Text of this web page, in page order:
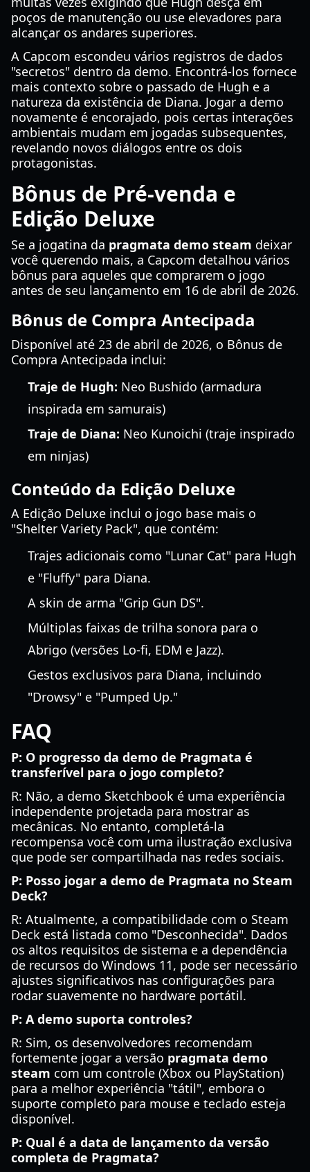
poços de manutenção ou use elevadores para
alcançar os andares superiores.
A Capcom escondeu vários registros de dados
"secretos" dentro da demo. Encontrá-los fornece
mais contexto sobre o passado de Hugh e a
natureza da existência de Diana. Jogar a demo
novamente é encorajado, pois certas interações
ambientais mudam em jogadas subsequentes,
revelando novos diálogos entre os dois
protagonistas.
Bônus de Pré-venda e
Edição Deluxe
Se a jogatina da pragmata demo steam deixar
você querendo mais, a Capcom detalhou vários
bônus para aqueles que comprarem o jogo
antes de seu lançamento em 16 de abril de 2026.
Bônus de Compra Antecipada
Disponível até 23 de abril de 2026, o Bônus de
Compra Antecipada inclui:
Traje de Hugh: Neo Bushido (armadura
inspirada em samurais)
Traje de Diana: Neo Kunoichi (traje inspirado
em ninjas)
Conteúdo da Edição Deluxe
A Edição Deluxe inclui o jogo base mais o
"Shelter Variety Pack", que contém:
Trajes adicionais como "Lunar Cat" para Hugh
e "Fluffy" para Diana.
A skin de arma "Grip Gun DS".
Múltiplas faixas de trilha sonora para o
Abrigo (versões Lo-fi, EDM e Jazz).
Gestos exclusivos para Diana, incluindo
"Drowsy" e "Pumped Up."
FAQ
P: O progresso da demo de Pragmata é
transferível para o jogo completo?
R: Não, a demo Sketchbook é uma experiência
independente projetada para mostrar as
mecânicas. No entanto, completá-la
recompensa você com uma ilustração exclusiva
que pode ser compartilhada nas redes sociais.
P: Posso jogar a demo de Pragmata no Steam
Deck?
R: Atualmente, a compatibilidade com o Steam
Deck está listada como "Desconhecida". Dados
os altos requisitos de sistema e a dependência
de recursos do Windows 11, pode ser necessário
ajustes significativos nas configurações para
rodar suavemente no hardware portátil.
P: A demo suporta controles?
R: Sim, os desenvolvedores recomendam
fortemente jogar a versão pragmata demo
steam com um controle (Xbox ou PlayStation)
para a melhor experiência "tátil", embora o
suporte completo para mouse e teclado esteja
disponível.
P: Qual é a data de lançamento da versão
completa de Pragmata?